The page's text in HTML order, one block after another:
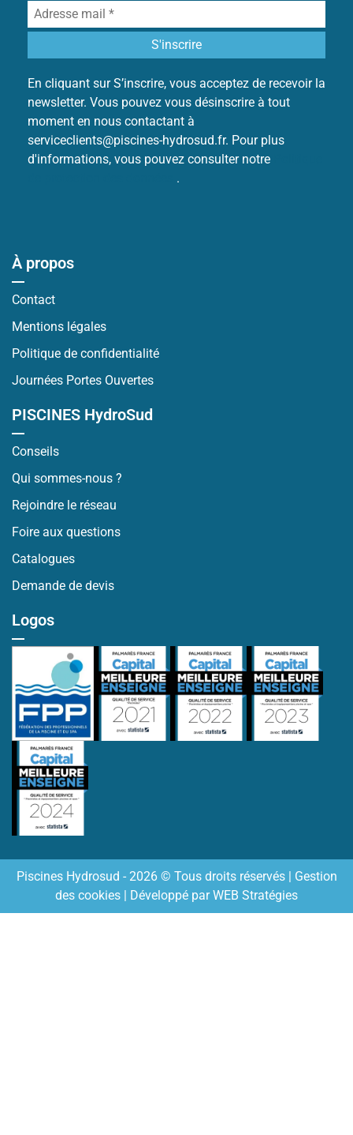
En cliquant sur S’inscrire, vous acceptez de recevoir la
newsletter. Vous pouvez vous désinscrire à tout
moment en nous contactant à
serviceclients@piscines-hydrosud.fr. Pour plus
d'informations, vous pouvez consulter notre
.
À propos
Contact
Mentions légales
Politique de confidentialité
Journées Portes Ouvertes
PISCINES HydroSud
Conseils
Qui sommes-nous ?
Rejoindre le réseau
Foire aux questions
Catalogues
Demande de devis
Logos
Piscines Hydrosud - 2026 © Tous droits réservés | Gestion
des cookies | Développé parWEB Stratégies